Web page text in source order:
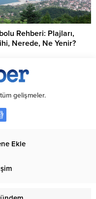
Rehberi: Plajları,
Nerede, Ne Yenir?
gelişmeler.
Ekle